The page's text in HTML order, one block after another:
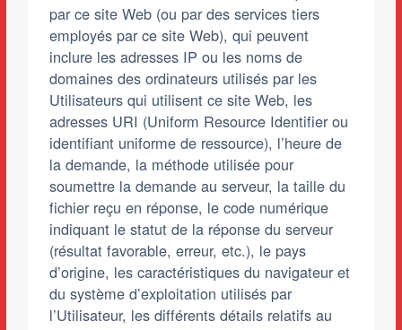
par ce site Web (ou par des services tiers
employés par ce site Web), qui peuvent
inclure les adresses IP ou les noms de
domaines des ordinateurs utilisés par les
Utilisateurs qui utilisent ce site Web, les
adresses URI (Uniform Resource Identifier ou
identifiant uniforme de ressource), l’heure de
la demande, la méthode utilisée pour
soumettre la demande au serveur, la taille du
fichier reçu en réponse, le code numérique
indiquant le statut de la réponse du serveur
(résultat favorable, erreur, etc.), le pays
d’origine, les caractéristiques du navigateur et
du système d’exploitation utilisés par
l’Utilisateur, les différents détails relatifs au